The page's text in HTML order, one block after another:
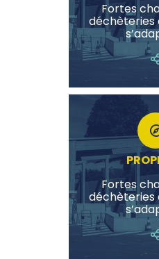
Fortes
déchèteries
Fortes
déchèteries